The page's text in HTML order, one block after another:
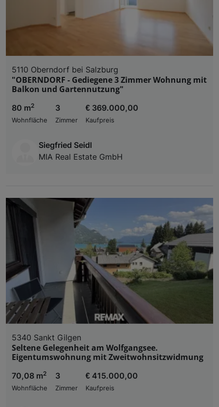
5110 Oberndorf bei Salzburg
"OBERNDORF - Gediegene 3 Zimmer Wohnung mit
Balkon und Gartennutzung"
80 m2
Wohnfläche
3
Zimmer
€ 369.000,00
Kaufpreis
Siegfried Seidl
MIA Real Estate GmbH
5340 Sankt Gilgen
Seltene Gelegenheit am Wolfgangsee.
Eigentumswohnung mit Zweitwohnsitzwidmung
70,08 m2
Wohnfläche
3
Zimmer
€ 415.000,00
Kaufpreis